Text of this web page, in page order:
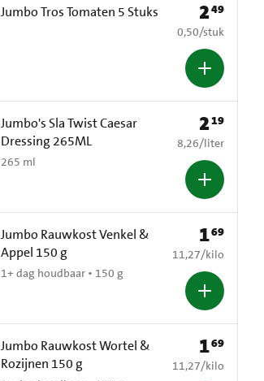
Jumbo Tros Tomaten 5 Stuks Prijs: € 2,49
249
€ 0,50 per stuk
0,50/stuk
Jumbo's Sla Twist Caesar
Dressing 265ML
265 ml
Prijs: € 2,19
219
€ 8,26 per liter
8,26/liter
Jumbo Rauwkost Venkel &
Appel 150 g
1+ dag houdbaar • 150 g
Prijs: € 1,69
169
€ 11,27 per kilo
11,27/kilo
Jumbo Rauwkost Wortel &
Rozijnen 150 g
Prijs: € 1,69
169
€ 11,27 per kilo
11,27/kilo